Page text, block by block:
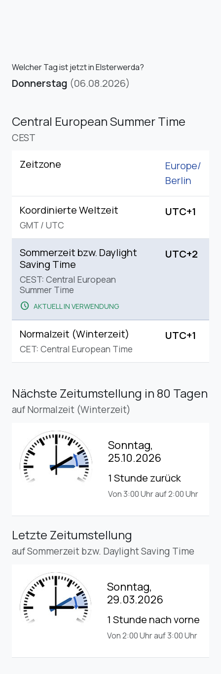
Welcher Tag ist jetzt in Elsterwerda?
Donnerstag (06.08.2026)
Central European Summer Time
CEST
Zeitzone
Europe/
Berlin
Koordinierte Weltzeit
GMT / UTC
UTC+1
Sommerzeit bzw. Daylight
Saving Time
CEST: Central European
Summer Time
schedule AKTUELL IN VERWENDUNG
UTC+2
Normalzeit (Winterzeit)
CET: Central European Time
UTC+1
Nächste Zeitumstellung in 80 Tagen
auf Normalzeit (Winterzeit)
Sonntag,
25.10.2026
1 Stunde zurück
Von 3:00 Uhr auf 2:00 Uhr
Letzte Zeitumstellung
auf Sommerzeit bzw. Daylight Saving Time
Sonntag,
29.03.2026
1 Stunde nach vorne
Von 2:00 Uhr auf 3:00 Uhr